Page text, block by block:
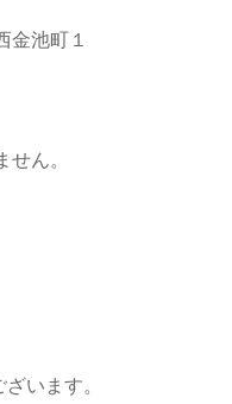
池町１
ん。
います。